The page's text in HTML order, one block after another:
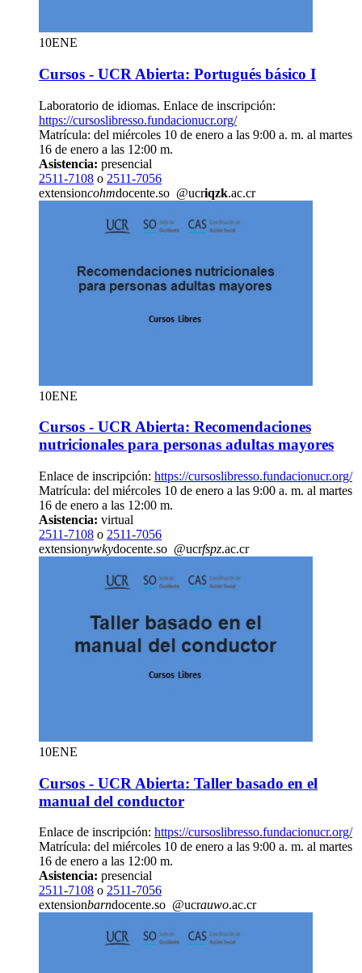
10ENE
Cursos - UCR Abierta: Portugués básico I
Laboratorio de idiomas. Enlace de inscripción:
https://cursoslibresso.fundacionucr.org/
Matrícula: del miércoles 10 de enero a las 9:00 a. m. al martes
16 de enero a las 12:00 m.
Asistencia: presencial
2511-7108 o 2511-7056
extensioncohmdocente.so @ucriqzk.ac.cr
10ENE
Cursos - UCR Abierta: Recomendaciones
nutricionales para personas adultas mayores
Enlace de inscripción: https://cursoslibresso.fundacionucr.org/
Matrícula: del miércoles 10 de enero a las 9:00 a. m. al martes
16 de enero a las 12:00 m.
Asistencia: virtual
2511-7108 o 2511-7056
extensionywkydocente.so @ucrfspz.ac.cr
10ENE
Cursos - UCR Abierta: Taller basado en el
manual del conductor
Enlace de inscripción: https://cursoslibresso.fundacionucr.org/
Matrícula: del miércoles 10 de enero a las 9:00 a. m. al martes
16 de enero a las 12:00 m.
Asistencia: presencial
2511-7108 o 2511-7056
extensionbarndocente.so @ucrauwo.ac.cr